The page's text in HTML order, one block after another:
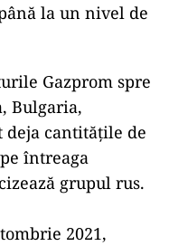
la un nivel de
Gazprom spre
Bulgaria,
deja cantităţile de
întreaga
grupul rus.
2021,